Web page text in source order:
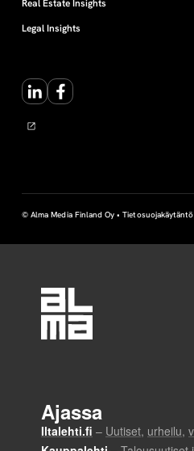
o
a
Real Estate Insights
Legal Insights
LinkedInFacebook
© Alma Media Finland Oy •Tietosuojakäytäntö